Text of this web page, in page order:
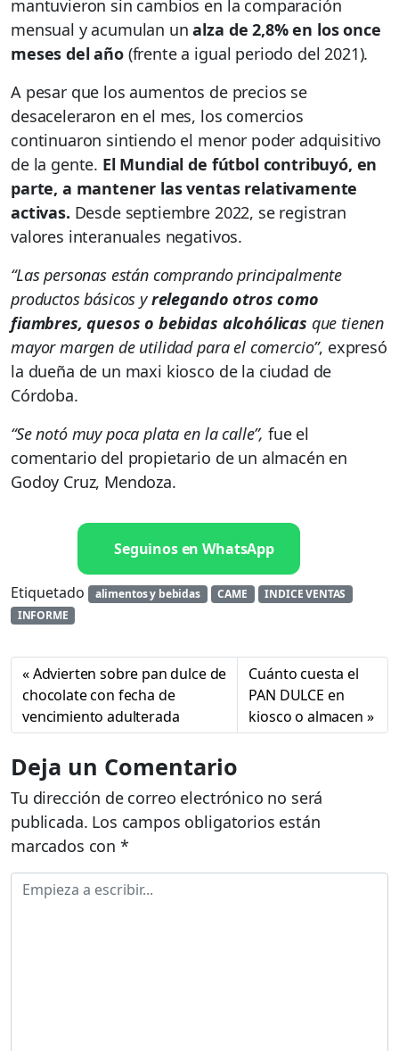
mantuvieron sin cambios en la comparación
mensual y acumulan unalza de 2,8% en los once
meses del año (frente a igual periodo del 2021).
A pesar que los aumentos de precios se
desaceleraron en el mes, los comercios
continuaron sintiendo el menor poder adquisitivo
de la gente. El Mundial de fútbol contribuyó, en
parte, a mantener las ventas relativamente
activas. Desde septiembre 2022, se registran
valores interanuales negativos.
“Las personas están comprando principalmente
productos básicos yrelegando otros como
fiambres, quesos o bebidas alcohólicas que tienen
mayor margen de utilidad para el comercio”, expresó
la dueña de un maxi kiosco de la ciudad de
Córdoba.
“Se notó muy poca plata en la calle”, fue el
comentario del propietario de un almacén en
Godoy Cruz, Mendoza.
Seguinos en WhatsApp
Etiquetado alimentos y bebidas CAME
INDICE VENTAS
INFORME
Advierten sobre pan dulce de
chocolate con fecha de
vencimiento adulterada
Cuánto cuesta el
PAN DULCE en
kiosco o almacen
Deja un Comentario
Tu dirección de correo electrónico no será
publicada. Los campos obligatorios están
marcados con *